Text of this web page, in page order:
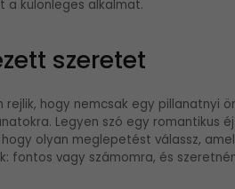
különleges alkalmat.
szeretet
hogy nemcsak egy pillanatnyi
Legyen szó egy romantikus
olyan meglepetést válassz,
fontos vagy számomra, és